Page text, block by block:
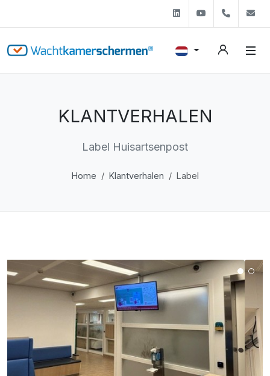
LinkedinYoutube+31
KLANTVERHALEN
Label Huisartsenpost
Home Klantverhalen Label